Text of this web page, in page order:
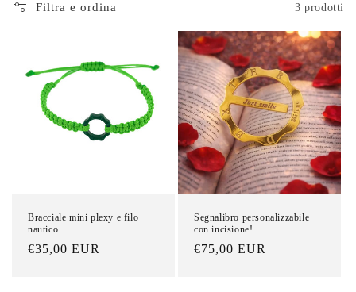
z
Filtra e ordina 3 prodotti
Bracciale mini plexy e filo
nautico
Prezzo
€35,00 EUR
Segnalibro personalizzabile
con incisione!
Prezzo
€75,00 EUR